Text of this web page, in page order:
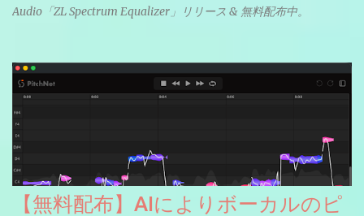
Audio「ZL Spectrum Equalizer」リリース & 無料配布中。
【無料配布】AIによりボーカルのピ